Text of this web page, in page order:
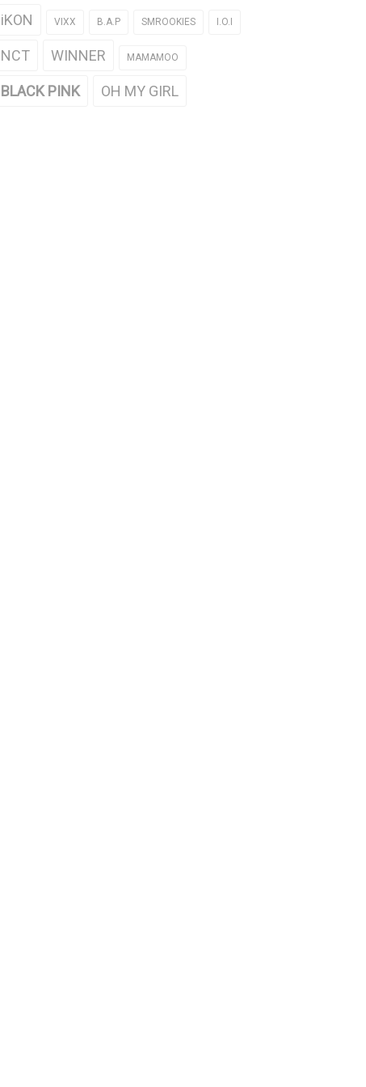
iKON VIXX B.A.P SMROOKIES I.O.I
NCT WINNER MAMAMOO
BLACK PINK OH MY GIRL